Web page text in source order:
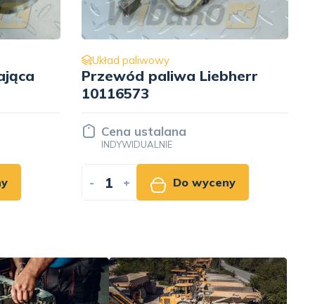
Liebherr
wyceny
Układ paliwowy
Wtryskiwacz 250 bar
Bosch KBEL97P35
Cena ustalana
INDYWIDUALNIE
+ Do wyceny